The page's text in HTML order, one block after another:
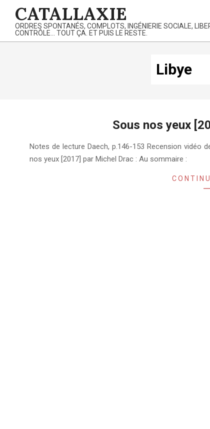
content
CATALLAXIE
ORDRES SPONTANÉS, COMPLOTS, INGÉNIERIE SOCIALE,
CONTRÔLE… TOUT ÇA. ET PUIS LE RESTE.
Libye
Sous nos yeux
08-
08
Notes de lecture Daech, p.146-153 Recension vidéo
nos yeux [2017] par Michel Drac : Au sommaire :